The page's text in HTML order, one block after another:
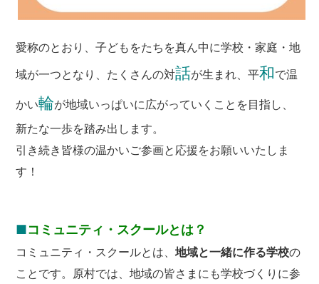
愛称のとおり、子どもをたちを真ん中に学校・家庭・地
域が一つとなり、たくさんの対話が生まれ、平和で温
かい輪が地域いっぱいに広がっていくことを目指し、
新たな一歩を踏み出します。
引き続き皆様の温かいご参画と応援をお願いいたしま
す！
■コミュニティ・スクールとは？
コミュニティ・スクールとは、地域と一緒に作る学校の
ことです。原村では、地域の皆さまにも学校づくりに参